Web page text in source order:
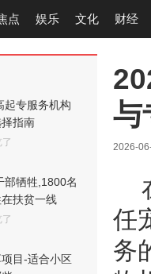
点 娱乐 文化 财经
与
2026-
任
务
起专服务机构
指南
部牺牲,1800名
扶贫一线
目-适合小区